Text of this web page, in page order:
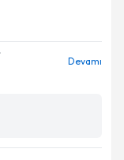
Devamı